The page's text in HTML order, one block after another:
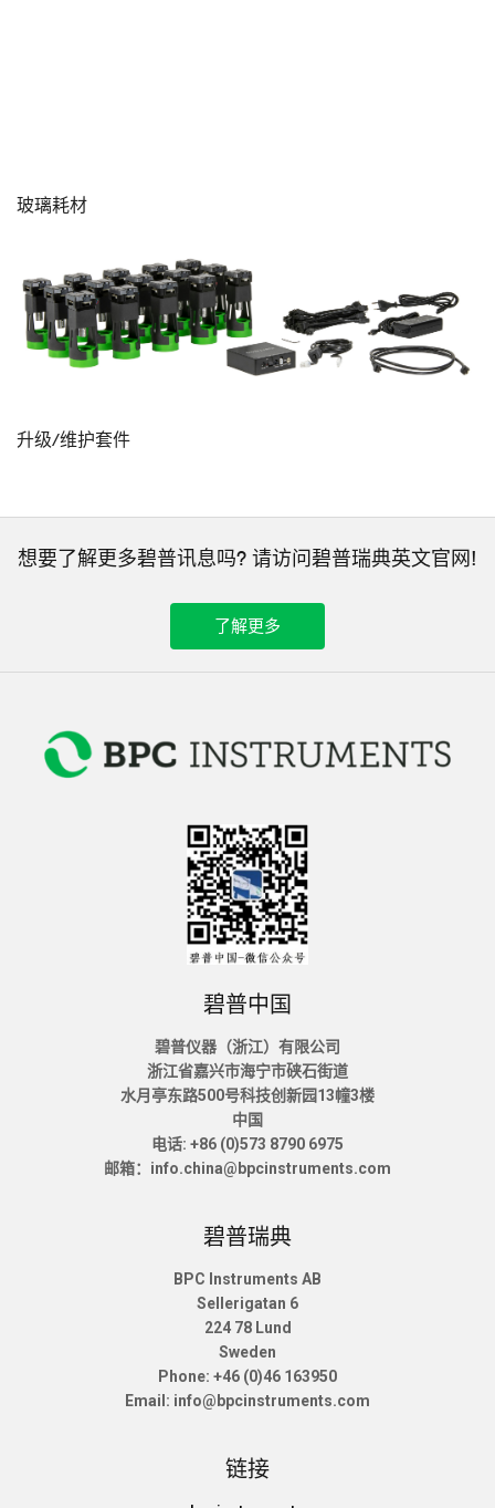
玻璃耗材
升级/维护套件
想要了解更多碧普讯息吗? 请访问碧普瑞典英文官网!
了解更多
碧普中国
碧普仪器（浙江）有限公司
浙江省嘉兴市海宁市硖石街道
水月亭东路500号科技创新园13幢3楼
中国
电话: +86 (0)573 8790 6975
邮箱：info.china@bpcinstruments.com
碧普瑞典
BPC Instruments AB
Sellerigatan 6
224 78 Lund
Sweden
Phone: +46 (0)46 163950
Email: info@bpcinstruments.com
链接